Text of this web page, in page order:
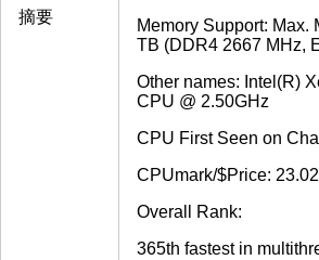
摘要
Memory Support: Max.
TB (DDR4 2667 MHz,
Other names: Intel(R)
CPU @ 2.50GHz
CPU First Seen on
CPUmark/$Price: 23.02
Overall Rank:
365th fastest in